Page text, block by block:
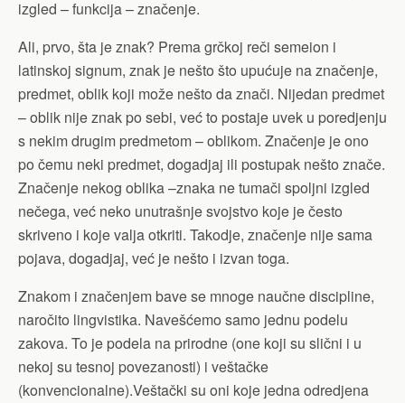
izgled – funkcija – značenje.
Ali, prvo, šta je znak? Prema grčkoj reči semeion i
latinskoj signum, znak je nešto što upućuje na značenje,
predmet, oblik koji može nešto da znači. Nijedan predmet
– oblik nije znak po sebi, već to postaje uvek u poredjenju
s nekim drugim predmetom – oblikom. Značenje je ono
po čemu neki predmet, dogadjaj ili postupak nešto znače.
Značenje nekog oblika –znaka ne tumači spoljni izgled
nečega, već neko unutrašnje svojstvo koje je često
skriveno i koje valja otkriti. Takodje, značenje nije sama
pojava, dogadjaj, već je nešto i izvan toga.
Znakom i značenjem bave se mnoge naučne discipline,
naročito lingvistika. Navešćemo samo jednu podelu
zakova. To je podela na prirodne (one koji su slični i u
nekoj su tesnoj povezanosti) i veštačke
(konvencionalne).Veštački su oni koje jedna odredjena